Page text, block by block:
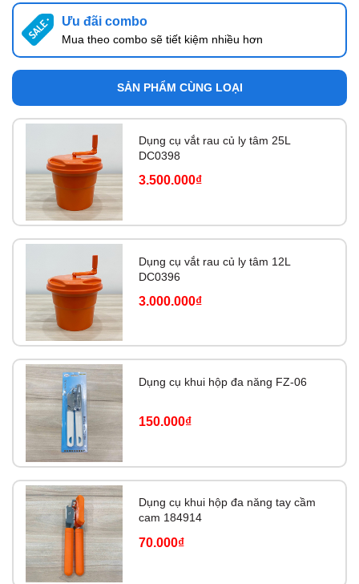
Ưu đãi combo
Mua theo combo sẽ tiết kiệm nhiều hơn
SẢN PHẨM CÙNG LOẠI
Dụng cụ vắt rau củ ly tâm 25L
DC0398
3.500.000₫
Dụng cụ vắt rau củ ly tâm 12L
DC0396
3.000.000₫
Dụng cụ khui hộp đa năng FZ-06
150.000₫
Dụng cụ khui hộp đa năng tay cầm
cam 184914
70.000₫